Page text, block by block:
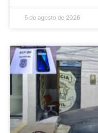
5 de agosto de 2026